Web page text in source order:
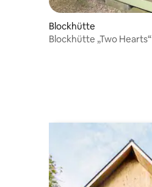
Blockhütte
Blockhütte „Two Hearts“